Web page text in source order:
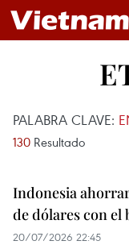
PALABRA CLAVE:
130 Resultado
Indonesia
de dólares con el
20/07/2026 22:45